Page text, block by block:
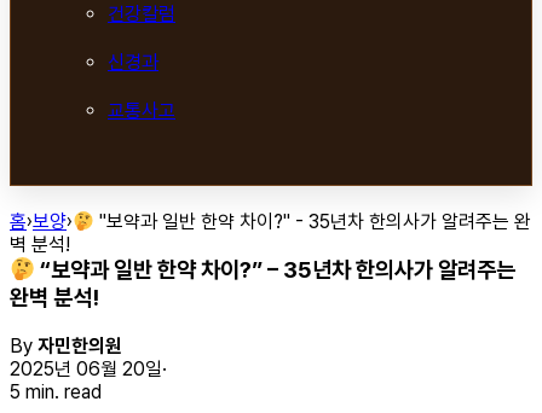
건강칼럼
신경과
교통사고
홈›보양›
"보약과 일반 한약 차이?" - 35년차 한의사가 알려주는 완
벽 분석!
“보약과 일반 한약 차이?” – 35년차 한의사가 알려주는
완벽 분석!
By 자민한의원
2025년 06월 20일
5 min. read